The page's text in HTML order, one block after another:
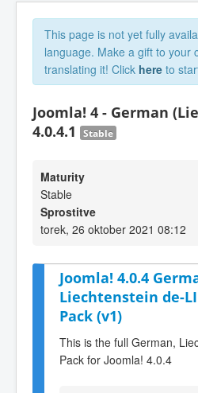
This page is not yet fully
language. Make a gift to your
translating it! Click here to
Joomla! 4 - German
4.0.4.1
Stable
Maturity
Stable
Sprostitve
torek, 26 oktober 2021 08:12
Joomla! 4.0.4
Liechtenstein de-
Pack (v1)
This is the full German,
Pack for Joomla! 4.0.4